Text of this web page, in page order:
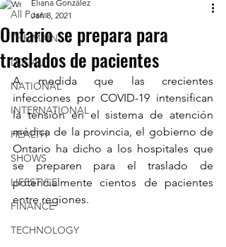
All Posts
THE MAIN
LOCAL
NATIONAL
INTERNATIONAL
HEALTH
SHOWS
LIFESTYLE
FINANCE
TECHNOLOGY
Ontario se prepara para
traslados de pacientes
Eliana González
Jan 8, 2021
A medida que las crecientes
infecciones por COVID-19 intensifican
la tensión en el sistema de atención
médica de la provincia, el gobierno de
Ontario ha dicho a los hospitales que
se preparen para el traslado de
potencialmente cientos de pacientes
entre regiones.